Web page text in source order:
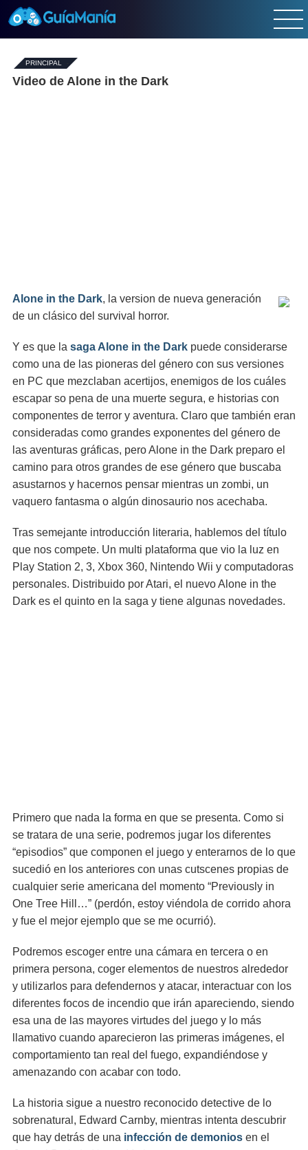
PRINCIPAL -
Video de Alone in the Dark
Alone in the Dark, la version de nueva generación
de un clásico del survival horror.
Y es que la saga Alone in the Dark puede considerarse
como una de las pioneras del género con sus versiones
en PC que mezclaban acertijos, enemigos de los cuáles
escapar so pena de una muerte segura, e historias con
componentes de terror y aventura. Claro que también eran
consideradas como grandes exponentes del género de
las aventuras gráficas, pero Alone in the Dark preparo el
camino para otros grandes de ese género que buscaba
asustarnos y hacernos pensar mientras un zombi, un
vaquero fantasma o algún dinosaurio nos acechaba.
Tras semejante introducción literaria, hablemos del título
que nos compete. Un multi plataforma que vio la luz en
Play Station 2, 3, Xbox 360, Nintendo Wii y computadoras
personales. Distribuido por Atari, el nuevo Alone in the
Dark es el quinto en la saga y tiene algunas novedades.
Primero que nada la forma en que se presenta. Como si
se tratara de una serie, podremos jugar los diferentes
“episodios” que componen el juego y enterarnos de lo que
sucedió en los anteriores con unas cutscenes propias de
cualquier serie americana del momento “Previously in
One Tree Hill…” (perdón, estoy viéndola de corrido ahora
y fue el mejor ejemplo que se me ocurrió).
Podremos escoger entre una cámara en tercera o en
primera persona, coger elementos de nuestros alrededor
y utilizarlos para defendernos y atacar, interactuar con los
diferentes focos de incendio que irán apareciendo, siendo
esa una de las mayores virtudes del juego y lo más
llamativo cuando aparecieron las primeras imágenes, el
comportamiento tan real del fuego, expandiéndose y
amenazando con acabar con todo.
La historia sigue a nuestro reconocido detective de lo
sobrenatural, Edward Carnby, mientras intenta descubrir
que hay detrás de una infección de demonios en el